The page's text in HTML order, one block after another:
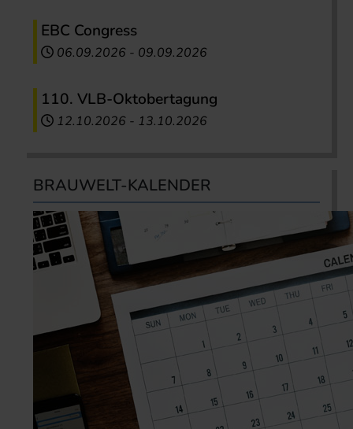
EBC Congress
06.09.2026 - 09.09.2026
110. VLB-Oktobertagung
12.10.2026 - 13.10.2026
BRAUWELT-KALENDER